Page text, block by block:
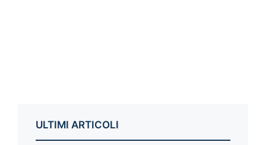
ULTIMI ARTICOLI